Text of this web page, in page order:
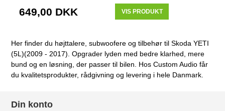
649,00 DKK VIS PRODUKT
Her finder du højttalere, subwoofere og tilbehør til Skoda YETI
(5L)(2009 - 2017). Opgrader lyden med bedre klarhed, mere
bund og en løsning, der passer til bilen. Hos Custom Audio får
du kvalitetsprodukter, rådgivning og levering i hele Danmark.
Din konto